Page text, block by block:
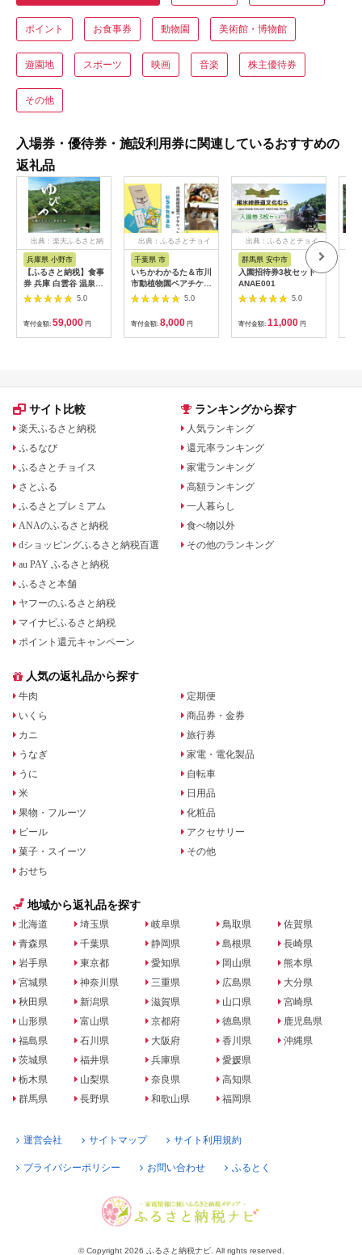
ポイント お食事券 動物園 美術館・博物館
遊園地 スポーツ 映画 音楽 株主優待券
その他
入場券・優待券・施設利用券に関連しているおすすめの
返礼品
出典：楽天ふるさと納
兵庫県 小野市
【ふるさと納税】食事
券 兵庫 白雲谷 温泉
ゆぴか 入浴券 10枚＋
お食事券 (1,000円)
10枚 セット 旅行 旅
温泉旅行 スパ サウナ
岩盤浴 マッサージ エ
トラン 健康 美容 兵庫
5.0
寄付金額: 59,000 円
出典：ふるさとチョイ
千葉県 市
いちかわかるた＆市川
市動植物園ペアチケッ
ト 【12203-0196】
5.0
寄付金額: 8,000 円
出典：ふるさとチョイ
群馬県 安中市
入園招待券3枚セット
ANAE001
5.0
寄付金額: 11,000 円
サイト比較
楽天ふるさと納税
ふるなび
ふるさとチョイス
さとふる
ふるさとプレミアム
ANAのふるさと納税
dショッピングふるさと納税百選
au PAY ふるさと納税
ふるさと本舗
ヤフーのふるさと納税
マイナビふるさと納税
ポイント還元キャンペーン
ランキングから探す
人気ランキング
還元率ランキング
家電ランキング
高額ランキング
一人暮らし
食べ物以外
その他のランキング
人気の返礼品から探す
牛肉
いくら
カニ
うなぎ
うに
米
果物・フルーツ
ビール
菓子・スイーツ
おせち
定期便
商品券・金券
旅行券
家電・電化製品
自転車
日用品
化粧品
アクセサリー
その他
地域から返礼品を探す
北海道
青森県
岩手県
宮城県
秋田県
山形県
福島県
茨城県
栃木県
群馬県
埼玉県
千葉県
東京都
神奈川県
新潟県
富山県
石川県
福井県
山梨県
長野県
岐阜県
静岡県
愛知県
三重県
滋賀県
京都府
大阪府
兵庫県
奈良県
和歌山県
鳥取県
島根県
岡山県
広島県
山口県
徳島県
香川県
愛媛県
高知県
福岡県
佐賀県
長崎県
熊本県
大分県
宮崎県
鹿児島県
沖縄県
運営会社 サイトマップ サイト利用規約
プライバシーポリシー お問い合わせ ふるとく
© Copyright 2026 ふるさと納税ナビ. All rights reserved.